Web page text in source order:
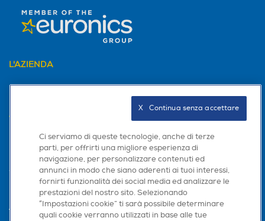
L'AZIENDA
AREA CLIENTI
PRIVACY
Trova negozio
Ci serviamo di queste tecnologie, anche di terze
parti, per offrirti una migliore esperienza di
navigazione, per personalizzare contenuti ed
annunci in modo che siano aderenti ai tuoi interessi,
fornirti funzionalità dei social media ed analizzare le
prestazioni del nostro sito. Selezionando
“Impostazioni cookie” ti sarà possibile determinare
quali cookie verranno utilizzati in base alle tue
X   Continua senza accettare